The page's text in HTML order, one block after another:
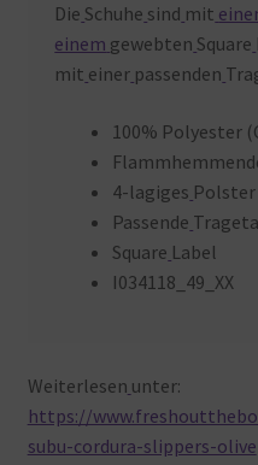
Die Schuhe sind mit
einem gewebten Square
mit einer passenden
100% Polyester
4-lagiges Polster
Passende
Square Label
I034118_49_XX
Weiterlesen unter:
https://
subu-cordura-slippers-olive